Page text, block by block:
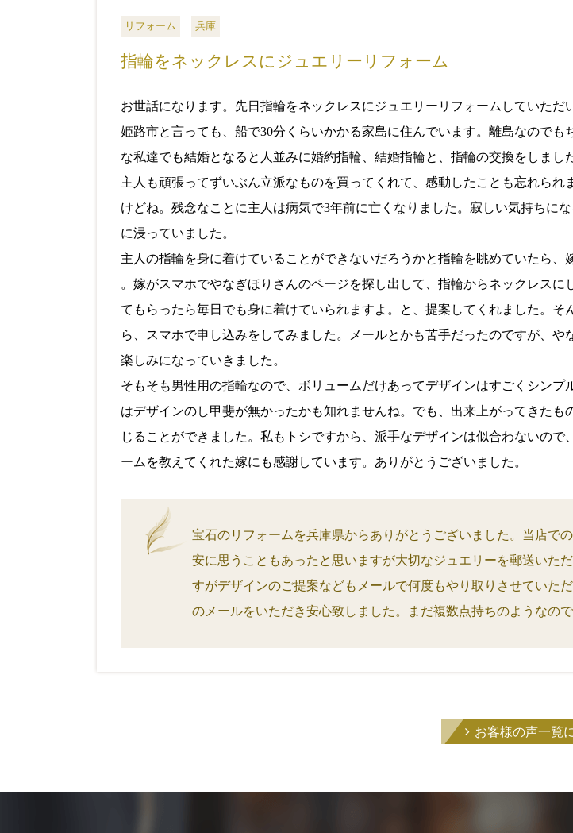
リフォーム 兵庫
指輪をネックレスにジュエリーリフォーム
お世話になります。 先日指輪をネックレスにジュエリーリフォームしていただ
姫路市と言っても、船で30分くらいかかる家島に住んでいます。 離島なのでも
な私達でも結婚となると人並みに婚約指輪、結婚指輪と、 指輪の交換をしまし
主人も頑張ってずいぶん立派なものを買ってくれて、 感動したことも忘れられ
けどね。 残念なことに主人は病気で3年前に亡くなりました。 寂しい気持ちにな
に浸っていました。
主人の指輪を身に着けていることができないだろうかと指輪を眺めていたら、
。嫁がスマホでやなぎほり さんのページを探し出して、 指輪からネックレスに
てもらったら毎日でも身に着けていられますよ。
と、提案してくれました。 そ
ら、スマホで申し込みをしてみました。
メールとかも苦手だったのですが、 や
楽しみになっていきました。
そもそも男性用の指輪なので、 ボリュームだけあってデザインはすごくシンプ
はデザインのし甲斐が無かったかも知れませんね。 でも、出来上がってきたも
じることができました。 私もトシですから、派手なデザインは似合わないので、
ームを教えてくれた嫁にも感謝しています。 ありがとうございました。
宝石のリフォームを兵庫県からありがとうございました。当店で
安に思うこともあったと思いますが大切なジュエリーを郵送いた
すがデザインのご提案などもメールで何度もやり取りさせていた
のメールをいただき安心致しました。まだ複数点持ちのようなの
お客様の声一覧